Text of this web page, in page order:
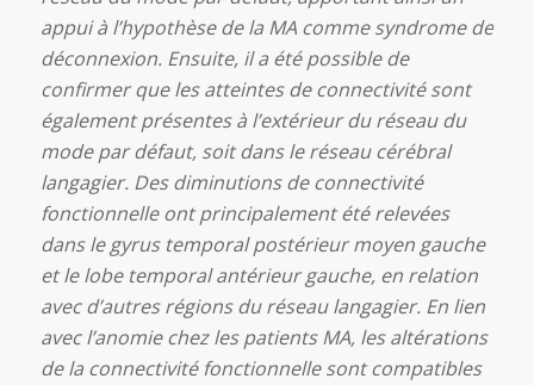
appui à l’hypothèse de la MA comme syndrome de
déconnexion. Ensuite, il a été possible de
confirmer que les atteintes de connectivité sont
également présentes à l’extérieur du réseau du
mode par défaut, soit dans le réseau cérébral
langagier. Des diminutions de connectivité
fonctionnelle ont principalement été relevées
dans le gyrus temporal postérieur moyen gauche
et le lobe temporal antérieur gauche, en relation
avec d’autres régions du réseau langagier. En lien
avec l’anomie chez les patients MA, les altérations
de la connectivité fonctionnelle sont compatibles